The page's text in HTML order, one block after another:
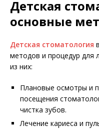
Детская
основные
Детская стоматология
методов и процедур для
из них:
Плановые осмотры и
посещения
чистка зубов.
Лечение кариеса и